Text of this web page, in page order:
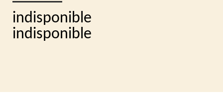
indisponible
indisponible